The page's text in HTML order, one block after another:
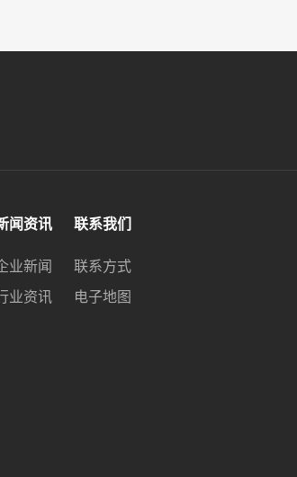
闻资讯
业新闻
业资讯
联系我们
联系方式
电子地图